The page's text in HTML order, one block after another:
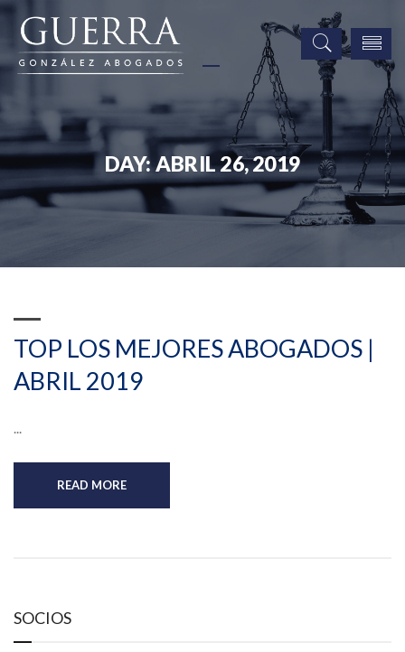
DAY:ABRIL 26, 2019
TOP LOS MEJORES ABOGADOS |
ABRIL 2019
...
READ MORE
SOCIOS